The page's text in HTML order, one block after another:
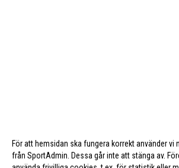
För att hemsidan ska fungera korrekt använder vi
från SportAdmin. Dessa går inte att stänga av.